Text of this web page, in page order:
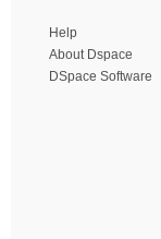
Help
About Dspace
DSpace Software